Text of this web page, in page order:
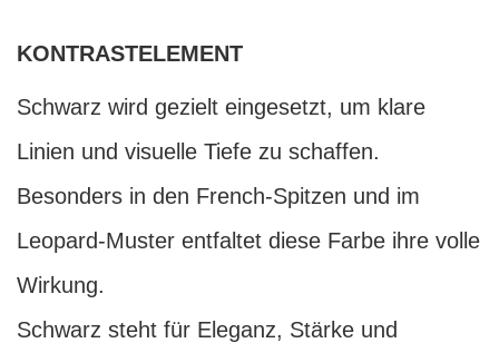
KONTRASTELEMENT
Schwarz wird gezielt eingesetzt, um klare
Linien und visuelle Tiefe zu schaffen.
Besonders in den French-Spitzen und im
Leopard-Muster entfaltet diese Farbe ihre volle
Wirkung.
Schwarz steht für Eleganz, Stärke und